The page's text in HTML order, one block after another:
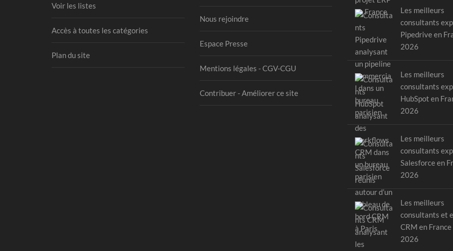
Voir les listes
Accès à toutes les catégories
Plan du site
Nous rejoindre
Espace Presse
Mentions légales - CGV-CGU
Contribuer - Améliorer ce site
Les meilleurs
consultants
Pipedrive en
2026
Les meilleurs
consultants
HubSpot en
2026
Les meilleurs
consultants
Salesforce en
2026
Les meilleurs
consultants et
CRM en France
2026